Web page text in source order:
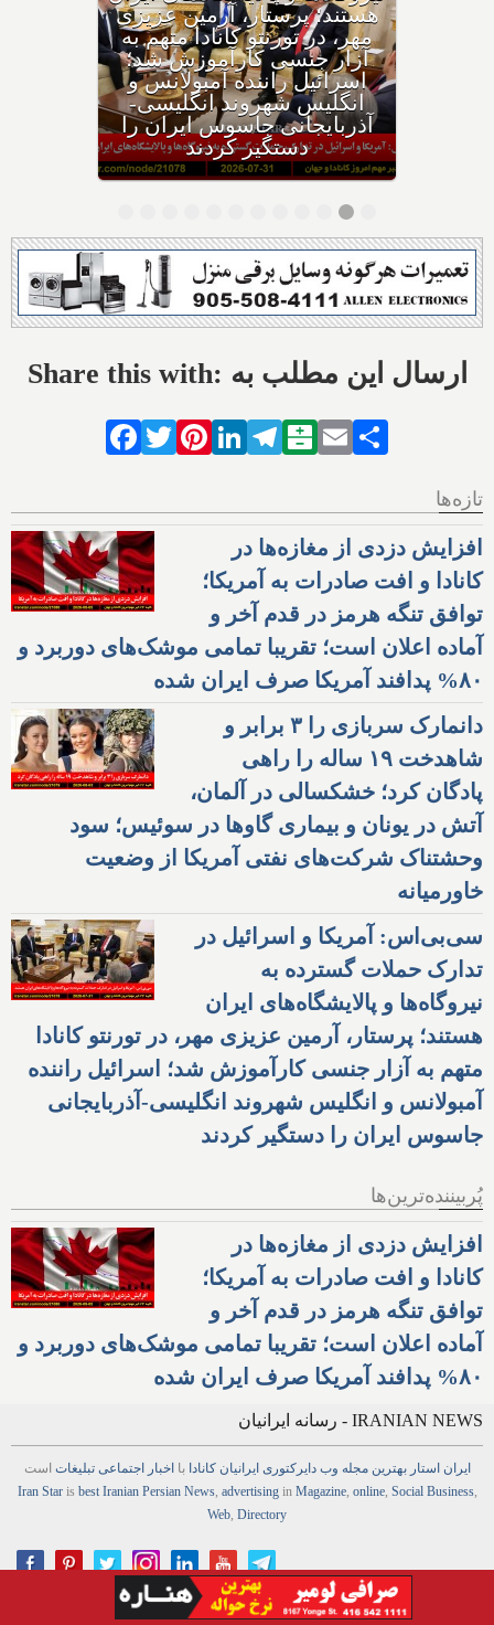
با وجود حکم بازداشت، چگونه
هواپیمای نتانیاهو از فراز کانادا
گذشت؟ ترامپ پس از حمله
ایران به اردن: به شدت به
ایران حمله می‌کنیم؛ حوثی‌ها: از
تنگه باب‌المندب عوارض عبور
می‌گیریم
Share this with: ارسال این مطلب به
Facebook
TwitterPinterestLinkedIn
Telegram
Balatarin
Email
تازه‌ها
افزایش دزدی از مغازه‌ها در
کانادا و افت صادرات به آمریکا؛
توافق تنگه هرمز در قدم آخر و
آماده اعلان است؛ تقریبا تمامی موشک‌های دوربرد و
۸۰% پدافند آمریکا صرف ایران شده
دانمارک سربازی را ۳ برابر و
شاهدخت ۱۹ ساله را راهی
پادگان کرد؛ خشکسالی در آلمان،
آتش در یونان و بیماری گاوها در سوئیس؛ سود
وحشتناک شرکت‌های نفتی آمریکا از وضعیت
خاورمیانه
سی‌بی‌اس: آمریکا و اسرائیل در
تدارک حملات گسترده به
نیروگاه‌ها و پالایشگاه‌های ایران
هستند؛ پرستار، آرمین عزیزی مهر، در تورنتو کانادا
متهم به آزار جنسی کارآموزش شد؛ اسرائیل راننده
آمبولانس و انگلیس شهروند انگلیسی-آذربایجانی
جاسوس ایران را دستگیر کردند
پُربیننده‌ترین‌ها
افزایش دزدی از مغازه‌ها در
کانادا و افت صادرات به آمریکا؛
توافق تنگه هرمز در قدم آخر و
آماده اعلان است؛ تقریبا تمامی موشک‌های دوربرد و
۸۰% پدافند آمریکا صرف ایران شده
IRANIAN NEWS - رسانه ایرانیان
ایران استار بهترین مجله وب دایرکتوری ایرانیان کانادا بااخبار اجتماعی تبلیغات است
Iran Staris best Iranian Persian News, advertisingin Magazine, online, Social Business,
Web Directory